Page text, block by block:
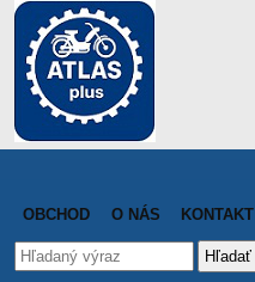
OBCHOD O NÁS KONTAKT
Hľadať